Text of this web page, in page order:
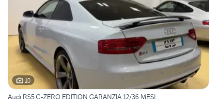
10
Audi RS5 G-ZERO EDITION GARANZIA 12/36 MESI